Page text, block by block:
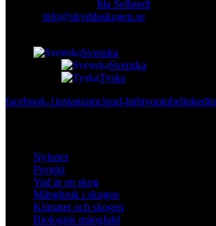
Ida Sellstedt
info@skyddaskogen.se
Svenska
Svenska
Tyska
facebook-1instagramcloud-lightyoutubelinkedin
Nyheter
Projekt
Vad är en skog
Mångbruk i skogen
Klimatet och skogen
Biologisk mångfald